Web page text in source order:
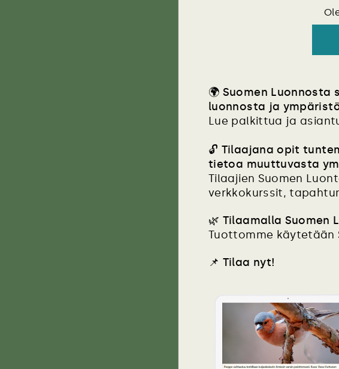
🌍 Suomen
luonnosta ja
Lue palkittua ja
🔓 Tilaajana opit
tietoa muuttuvasta
Tilaajien Suomen
verkkokurssit,
🌿 Tilaamalla
Tuottomme käytetään
📌 Tilaa nyt!